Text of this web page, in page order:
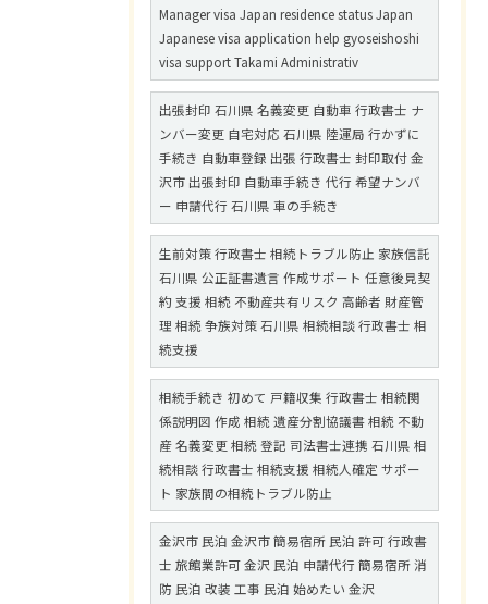
Manager visa Japan residence status Japan
Japanese visa application help gyoseishoshi
visa support Takami Administrativ
出張封印 石川県 名義変更 自動車 行政書士 ナ
ンバー変更 自宅対応 石川県 陸運局 行かずに
手続き 自動車登録 出張 行政書士 封印取付 金
沢市 出張封印 自動車手続き 代行 希望ナンバ
ー 申請代行 石川県 車の手続き
生前対策 行政書士 相続トラブル防止 家族信託
石川県 公正証書遺言 作成サポート 任意後見契
約 支援 相続 不動産共有リスク 高齢者 財産管
理 相続 争族対策 石川県 相続相談 行政書士 相
続支援
相続手続き 初めて 戸籍収集 行政書士 相続関
係説明図 作成 相続 遺産分割協議書 相続 不動
産 名義変更 相続 登記 司法書士連携 石川県 相
続相談 行政書士 相続支援 相続人確定 サポー
ト 家族間の相続トラブル防止
金沢市 民泊 金沢市 簡易宿所 民泊 許可 行政書
士 旅館業許可 金沢 民泊 申請代行 簡易宿所 消
防 民泊 改装 工事 民泊 始めたい 金沢